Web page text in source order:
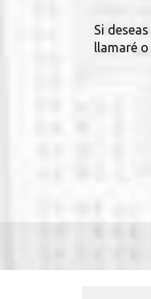
Si deseas
llamaré